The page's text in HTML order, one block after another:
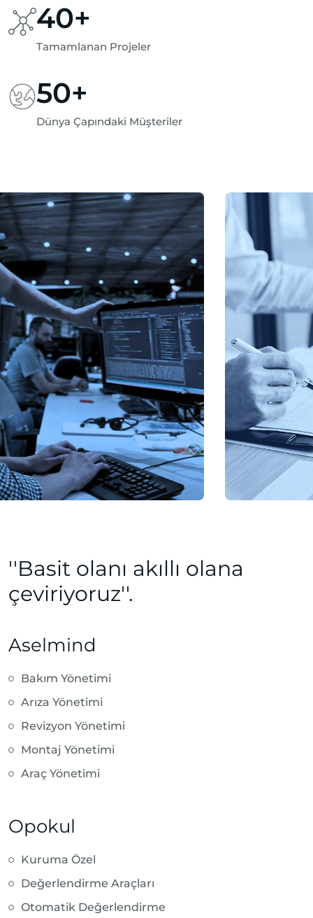
40+
Tamamlanan Projeler
50+
Dünya Çapındaki Müşteriler
''Basit olanı akıllı olana
çeviriyoruz''.
Aselmind
Bakım Yönetimi
Arıza Yönetimi
Revizyon Yönetimi
Montaj Yönetimi
Araç Yönetimi
Opokul
Kuruma Özel
Değerlendirme Araçları
Otomatik Değerlendirme